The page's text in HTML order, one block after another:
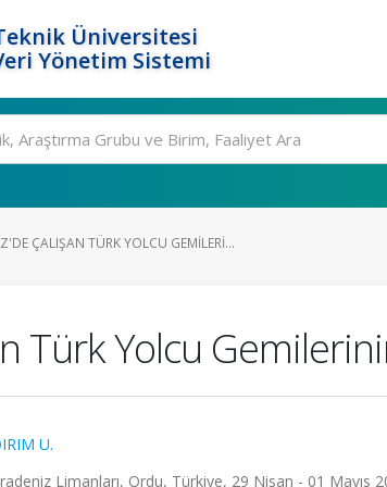
Üniversitesi
Yönetim Sistemi
ÇALIŞAN TÜRK YOLCU GEMILERI...
Türk Yolcu
U.
Limanları, Ordu, Türkiye, 29 Nisan - 01 Mayıs